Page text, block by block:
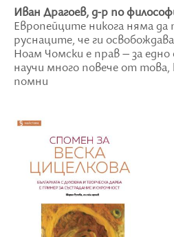
Иван Драгоев, д-р по
Европейците никога няма
руснаците, че ги
Ноам Чомски е прав – за
научи много повече от това,
помни